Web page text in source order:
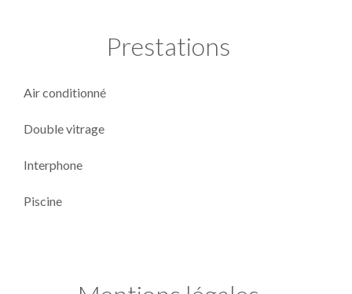
Prestations
Air conditionné
Double vitrage
Interphone
Piscine